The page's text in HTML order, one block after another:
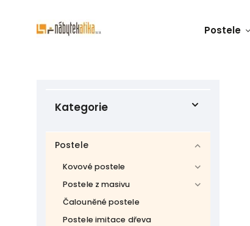
Postele
Kategorie
Postele
Kovové postele
Postele z masivu
Čalouněné postele
Postele imitace dřeva